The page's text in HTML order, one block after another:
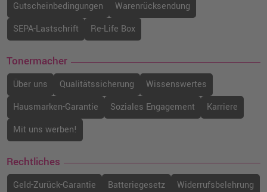
Gutscheinbedingungen
Warenrücksendung
SEPA-Lastschrift
Re-Life Box
Tonermacher
Über uns Qualitätssicherung
Wissenswertes
Hausmarken-Garantie
Soziales Engagement
Karriere
Mit uns werben!
Rechtliches
Geld-Zurück-Garantie Batteriegesetz
Widerrufsbelehrung